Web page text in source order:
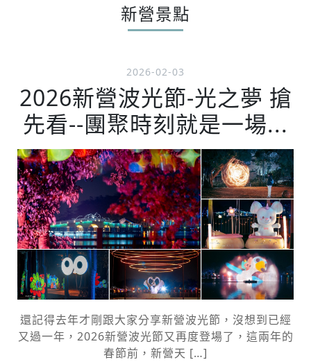
新營景點
2026-02-03
2026新營波光節-光之夢 搶
先看--團聚時刻就是一場...
還記得去年才剛跟大家分享新營波光節，沒想到已經
又過一年，2026新營波光節又再度登場了，這兩年的
春節前，新營天 […]